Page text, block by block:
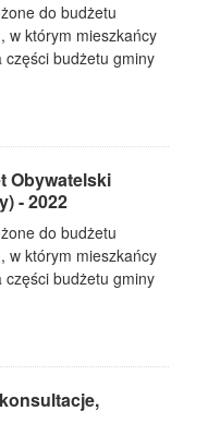
do budżetu
w którym mieszkańcy
budżetu gminy
Obywatelski
- 2022
do budżetu
w którym mieszkańcy
budżetu gminy